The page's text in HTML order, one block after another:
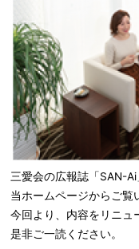
三愛会の広報誌「SAN-
当ホームページからご覧
今回より、内容をリニュ
是非ご一読ください。